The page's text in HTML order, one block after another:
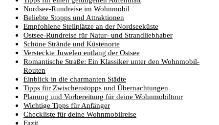
Nordsee-Rundreise im Wohnmobil
Beliebte Stopps und Attraktionen
Empfohlene Stellplätze an der Nordseeküste
Ostsee-Rundreise für Natur- und Strandliebhaber
Schöne Strände und Küstenorte
Versteckte Juwelen entlang der Ostsee
Romantische Straße: Ein Klassiker unter den Wohnmobil-
Routen
Einblick in die charmanten Städte
Tipps für Zwischenstopps und Übernachtungen
Planung und Vorbereitung für deine Wohnmobiltour
Wichtige Tipps für Anfänger
Checkliste für deine Wohnmobilreise
Fazit